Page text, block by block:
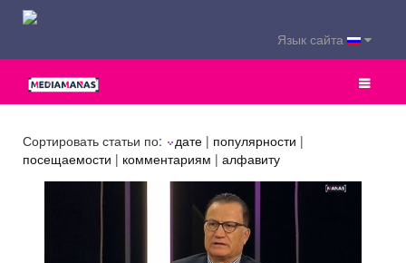
Язык сайта
Сортировать статьи по: дате | популярности |
посещаемости | комментариям | алфавиту